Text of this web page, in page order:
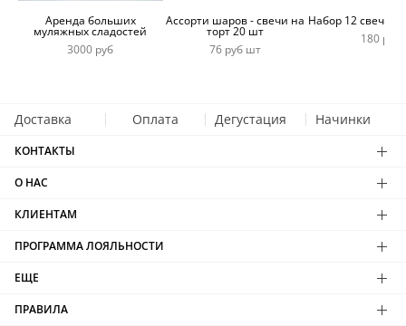
Аренда больших
муляжных сладостей
3000 руб
Ассорти шаров - свечи на
торт 20 шт
76 руб шт
Набор 12 свечей
180 руб
Доставка Оплата Дегустация Начинки
КОНТАКТЫ
О НАС
КЛИЕНТАМ
ПРОГРАММА ЛОЯЛЬНОСТИ
ЕЩЕ
ПРАВИЛА